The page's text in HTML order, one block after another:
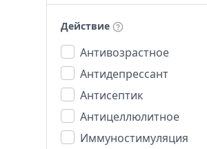
Действие
Антивозрастное
Антидепрессант
Антисептик
Антицеллюлитное
Иммуностимуляция